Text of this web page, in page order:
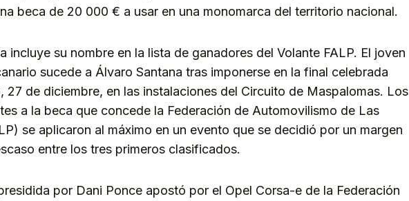
beca de 20 000 € a usar en una monomarca del territorio nacional.
incluye su nombre en la lista de ganadores del Volante FALP. El joven
sucede a Álvaro Santana tras imponerse en la final celebrada
27 de diciembre, en las instalaciones del Circuito de Maspalomas. Los
a la beca que concede la Federación de Automovilismo de Las
se aplicaron al máximo en un evento que se decidió por un margen
entre los tres primeros clasificados.
por Dani Ponce apostó por el Opel Corsa-e de la Federación